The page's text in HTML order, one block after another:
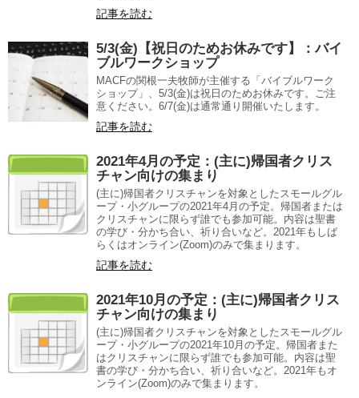
記事を読む
5/3(金)【祝日のためお休みです】：バイ
ブルワークショップ
MACFの関根一夫牧師が主催する「バイブルワーク
ショップ」、5/3(金)は祝日のためお休みです。ご注
意ください。6/7(金)は通常通り開催いたします。
記事を読む
2021年4月の予定：(主に)帰国者クリス
チャン向けの集まり
(主に)帰国者クリスチャンを対象としたスモールグル
ープ・小グループの2021年4月の予定。帰国者または
クリスチャンに限らず誰でも参加可能。内容は聖書
の学び・分かち合い、祈り合いなど。2021年もしば
らくはオンライン(Zoom)のみで集まります。
記事を読む
2021年10月の予定：(主に)帰国者クリス
チャン向けの集まり
(主に)帰国者クリスチャンを対象としたスモールグル
ープ・小グループの2021年10月の予定。帰国者また
はクリスチャンに限らず誰でも参加可能。内容は聖
書の学び・分かち合い、祈り合いなど。2021年もオ
ンライン(Zoom)のみで集まります。